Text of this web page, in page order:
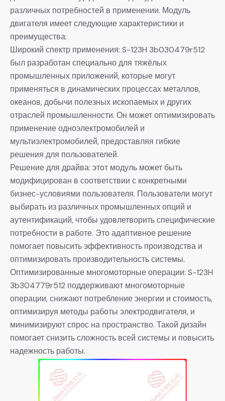
различных потребностей в применении. Модуль
двигателя имеет следующие характеристики и
преимущества:
Широкий спектр применения: S-123H 3b030479r512
был разработан специально для тяжёлых
промышленных приложений, которые могут
применяться в динамических процессах металлов,
океанов, добычи полезных ископаемых и других
отраслей промышленности. Он может оптимизировать
применение одноэлектромобилей и
мультиэлектромобилей, предоставляя гибкие
решения для пользователей.
Решение для драйва: этот модуль может быть
модифицирован в соответствии с конкретными
бизнес-условиями пользователя. Пользователи могут
выбирать из различных промышленных опций и
аутентификаций, чтобы удовлетворить специфические
потребности в работе. Это адаптивное решение
помогает повысить эффективность производства и
оптимизировать производительность системы.
Оптимизированные многомоторные операции: S-123H
3b304779r512 поддерживают многомоторные
операции, снижают потребление энергии и стоимость,
оптимизируя методы работы электродвигателя, и
минимизируют спрос на пространство. Такой дизайн
помогает снизить сложность всей системы и повысить
надежность работы.